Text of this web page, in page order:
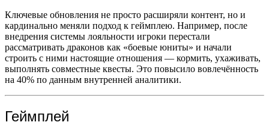
Ключевые обновления не просто расширяли контент, но и
кардинально меняли подход к геймплею. Например, после
внедрения системы лояльности игроки перестали
рассматривать драконов как «боевые юниты» и начали
строить с ними настоящие отношения — кормить, ухаживать,
выполнять совместные квесты. Это повысило вовлечённость
на 40% по данным внутренней аналитики.
Геймплей